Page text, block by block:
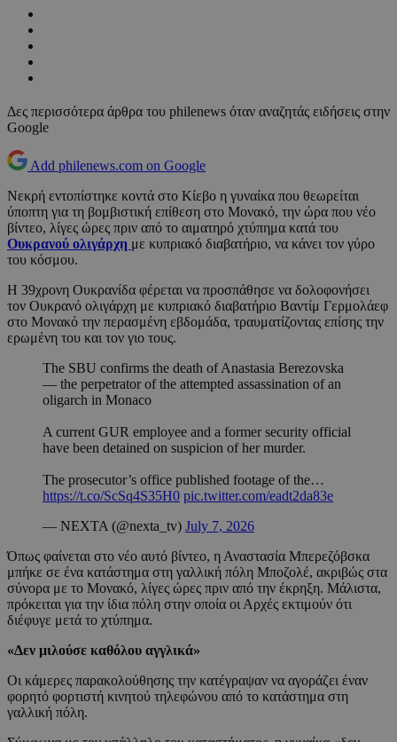
Δες περισσότερα άρθρα του philenews όταν αναζητάς ειδήσεις στην
Google
Add philenews.com on Google
Νεκρή εντοπίστηκε κοντά στο Κίεβο η γυναίκα που θεωρείται
ύποπτη για τη βομβιστική επίθεση στο Μονακό, την ώρα που νέο
βίντεο, λίγες ώρες πριν από το αιματηρό χτύπημα κατά του
Ουκρανού ολιγάρχη με κυπριακό διαβατήριο, να κάνει τον γύρο
του κόσμου.
Η 39χρονη Ουκρανίδα φέρεται να προσπάθησε να δολοφονήσει
τον Ουκρανό ολιγάρχη με κυπριακό διαβατήριο Βαντίμ Γερμολάεφ
στο Μονακό την περασμένη εβδομάδα, τραυματίζοντας επίσης την
ερωμένη του και τον γιο τους.
The SBU confirms the death of Anastasia Berezovska
— the perpetrator of the attempted assassination of an
oligarch in Monaco
A current GUR employee and a former security official
have been detained on suspicion of her murder.
The prosecutor’s office published footage of the…
https://t.co/ScSq4S35H0 pic.twitter.com/eadt2da83e
— NEXTA (@nexta_tv) July 7, 2026
Όπως φαίνεται στο νέο αυτό βίντεο, η Αναστασία Μπερεζόβσκα
μπήκε σε ένα κατάστημα στη γαλλική πόλη Μποζολέ, ακριβώς στα
σύνορα με το Μονακό, λίγες ώρες πριν από την έκρηξη. Μάλιστα,
πρόκειται για την ίδια πόλη στην οποία οι Αρχές εκτιμούν ότι
διέφυγε μετά το χτύπημα.
«Δεν μιλούσε καθόλου αγγλικά»
Οι κάμερες παρακολούθησης την κατέγραψαν να αγοράζει έναν
φορητό φορτιστή κινητού τηλεφώνου από το κατάστημα στη
γαλλική πόλη.